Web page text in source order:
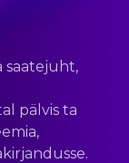
saatejuht,
pälvis ta